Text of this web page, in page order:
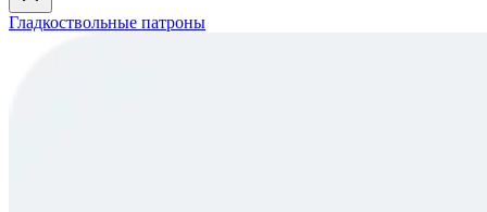
Гладкоствольные патроны